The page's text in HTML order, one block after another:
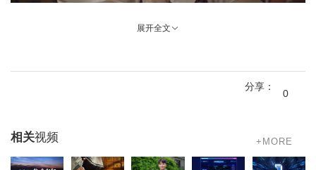
大多人的成长是平凡的
在平淡中总有各种人的陪伴，有家人，同学，朋友
展开全文
0
分享：
相关视频 +MORE